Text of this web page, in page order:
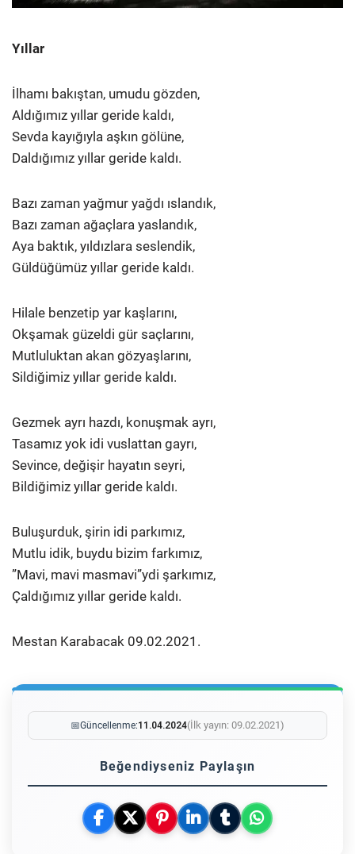
Yıllar
İlhamı bakıştan, umudu gözden,
Aldığımız yıllar geride kaldı,
Sevda kayığıyla aşkın gölüne,
Daldığımız yıllar geride kaldı.
Bazı zaman yağmur yağdı ıslandık,
Bazı zaman ağaçlara yaslandık,
Aya baktık, yıldızlara seslendik,
Güldüğümüz yıllar geride kaldı.
Hilale benzetip yar kaşlarını,
Okşamak güzeldi gür saçlarını,
Mutluluktan akan gözyaşlarını,
Sildiğimiz yıllar geride kaldı.
Gezmek ayrı hazdı, konuşmak ayrı,
Tasamız yok idi vuslattan gayrı,
Sevince, değişir hayatın seyri,
Bildiğimiz yıllar geride kaldı.
Buluşurduk, şirin idi parkımız,
Mutlu idik, buydu bizim farkımız,
”Mavi, mavi masmavi”ydi şarkımız,
Çaldığımız yıllar geride kaldı.
Mestan Karabacak 09.02.2021.
📅Güncellenme:11.04.2024(İlk yayın: 09.02.2021)
Beğendiyseniz Paylaşın